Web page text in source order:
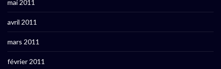
mai 2011
avril 2011
mars 2011
février 2011